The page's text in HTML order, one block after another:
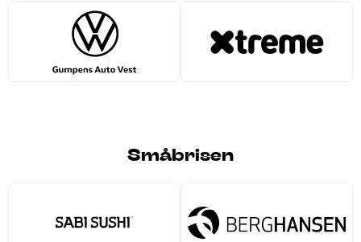
Småbrisen